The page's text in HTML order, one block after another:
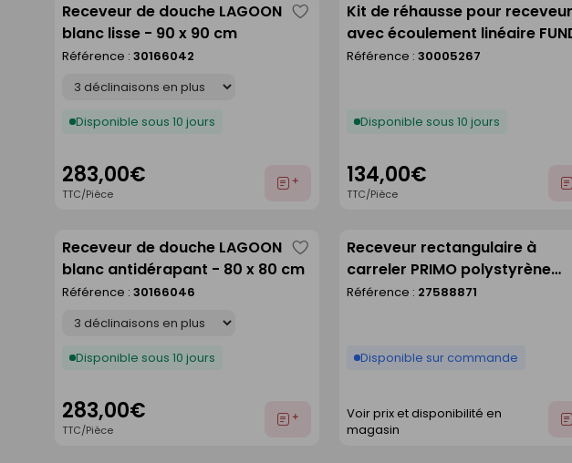
Receveur de douche LAGOON
blanc lisse - 90 x 90 cm
Référence : 30166042
Disponible sous 10 jours
283,00€
TTC/Pièce
Ajouter
Enregistrer
comme
Kit de réhausse pour receveur
avec écoulement linéaire
- 120 x 120 cm
Référence : 30005267
Disponible sous 10 jours
134,00€
TTC/Pièce
Receveur de douche LAGOON
blanc antidérapant - 80 x 80 cm
Référence : 30166046
Disponible sous 10 jours
283,00€
TTC/Pièce
Ajouter
Enregistrer
comme
Receveur rectangulaire à
carreler PRIMO polystyrène
extrudé centré haut.4cm
Référence : 27588871
Disponible sur commande
Voir prix et disponibilité en
magasin